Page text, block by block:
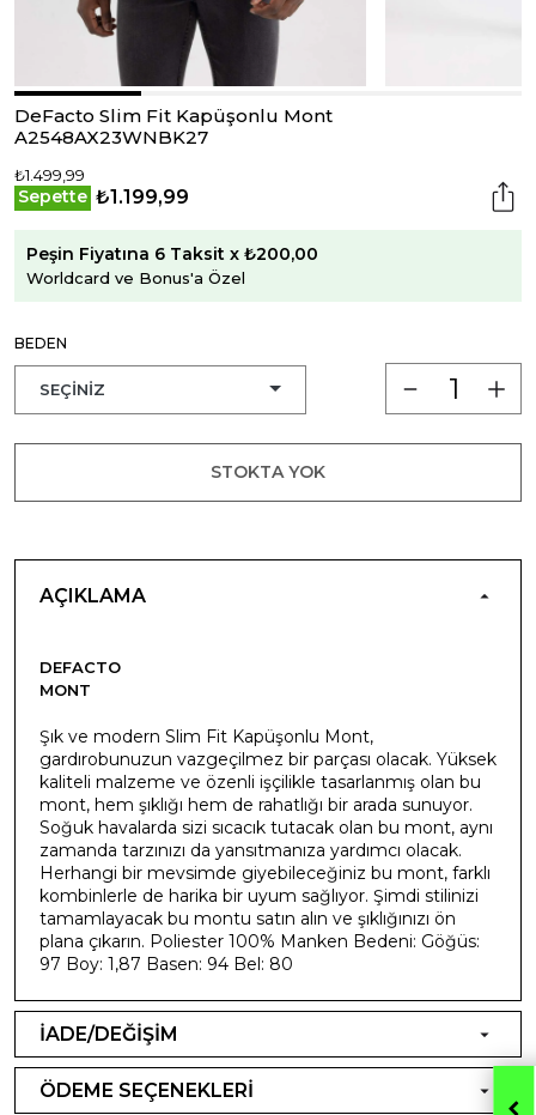
DeFacto Slim Fit Kapüşonlu Mont
A2548AX23WNBK27
₺1.499,99
Sepette ₺1.199,99
Peşin Fiyatına 6 Taksit x ₺200,00
Worldcard ve Bonus'a Özel
BEDEN
STOKTA YOK
AÇIKLAMA
DEFACTO
MONT
Şık ve modern Slim Fit Kapüşonlu Mont,
gardırobunuzun vazgeçilmez bir parçası olacak. Yüksek
kaliteli malzeme ve özenli işçilikle tasarlanmış olan bu
mont, hem şıklığı hem de rahatlığı bir arada sunuyor.
Soğuk havalarda sizi sıcacık tutacak olan bu mont, aynı
zamanda tarzınızı da yansıtmanıza yardımcı olacak.
Herhangi bir mevsimde giyebileceğiniz bu mont, farklı
kombinlerle de harika bir uyum sağlıyor. Şimdi stilinizi
tamamlayacak bu montu satın alın ve şıklığınızı ön
plana çıkarın. Poliester 100% Manken Bedeni: Göğüs:
97 Boy: 1,87 Basen: 94 Bel: 80
İADE/DEĞİŞİM
ÖDEME SEÇENEKLERİ